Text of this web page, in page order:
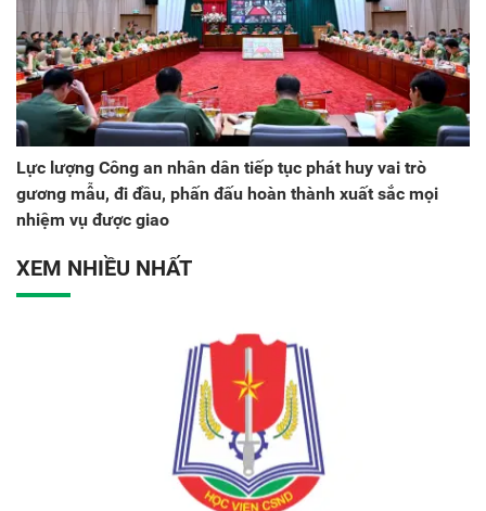
Lực lượng Công an nhân dân tiếp tục phát huy vai trò
gương mẫu, đi đầu, phấn đấu hoàn thành xuất sắc mọi
nhiệm vụ được giao
XEM NHIỀU NHẤT